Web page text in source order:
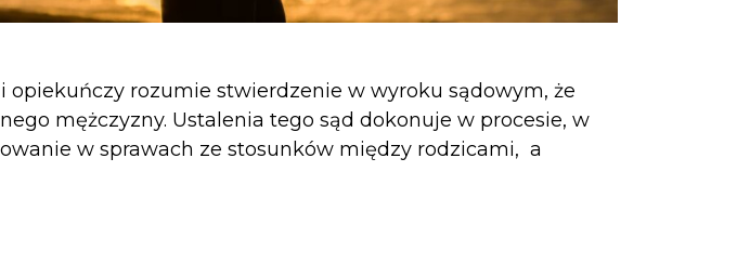
rozumie stwierdzenie w wyroku sądowym, że
mężczyzny. Ustalenia tego sąd dokonuje w procesie, w
w sprawach ze stosunków między rodzicami, a